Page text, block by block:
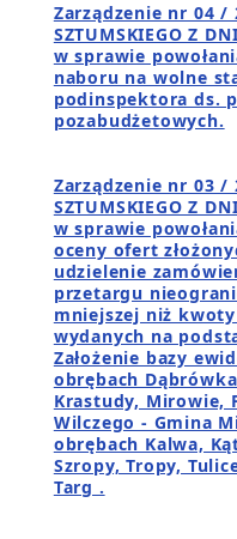
Zarządzenie nr 04 /
SZTUMSKIEGO Z
w sprawie
naboru na wolne
podinspektora ds.
pozabudżetowych.
Zarządzenie nr 03 /
SZTUMSKIEGO Z
w sprawie
oceny ofert
udzielenie
przetargu
mniejszej niż
wydanych na
Założenie bazy
obrębach
Krastudy, Mirowie,
Wilczego - Gmina
obrębach Kalwa,
Szropy, Tropy,
Targ .